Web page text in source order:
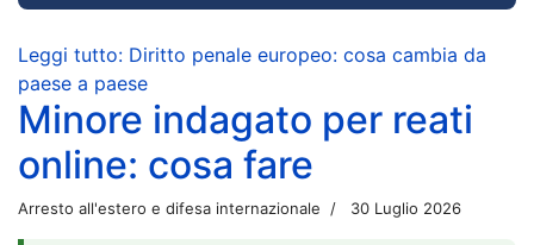
Leggi tutto: Diritto penale europeo: cosa cambia da
paese a paese
Minore indagato per reati
online: cosa fare
Arresto all'estero e difesa internazionale 30 Luglio 2026